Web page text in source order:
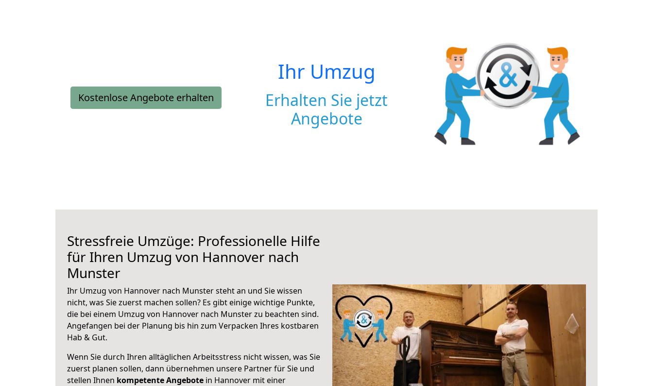
Kostenlose Angebote erhalten
Ihr Umzug
Erhalten Sie jetzt
Angebote
Stressfreie Umzüge: Professionelle Hilfe
für Ihren Umzug von Hannover nach
Munster
Ihr Umzug von Hannover nach Munster steht an und Sie wissen
nicht, was Sie zuerst machen sollen? Es gibt einige wichtige Punkte,
die bei einem Umzug von Hannover nach Munster zu beachten sind.
Angefangen bei der Planung bis hin zum Verpacken Ihres kostbaren
Hab & Gut.
Wenn Sie durch Ihren alltäglichen Arbeitsstress nicht wissen, was Sie
zuerst planen sollen, dann übernehmen unsere Partner für Sie und
stellen Ihnen kompetente Angebote in Hannover mit einer